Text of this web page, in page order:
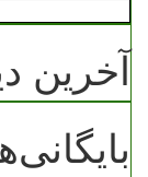
آخرین